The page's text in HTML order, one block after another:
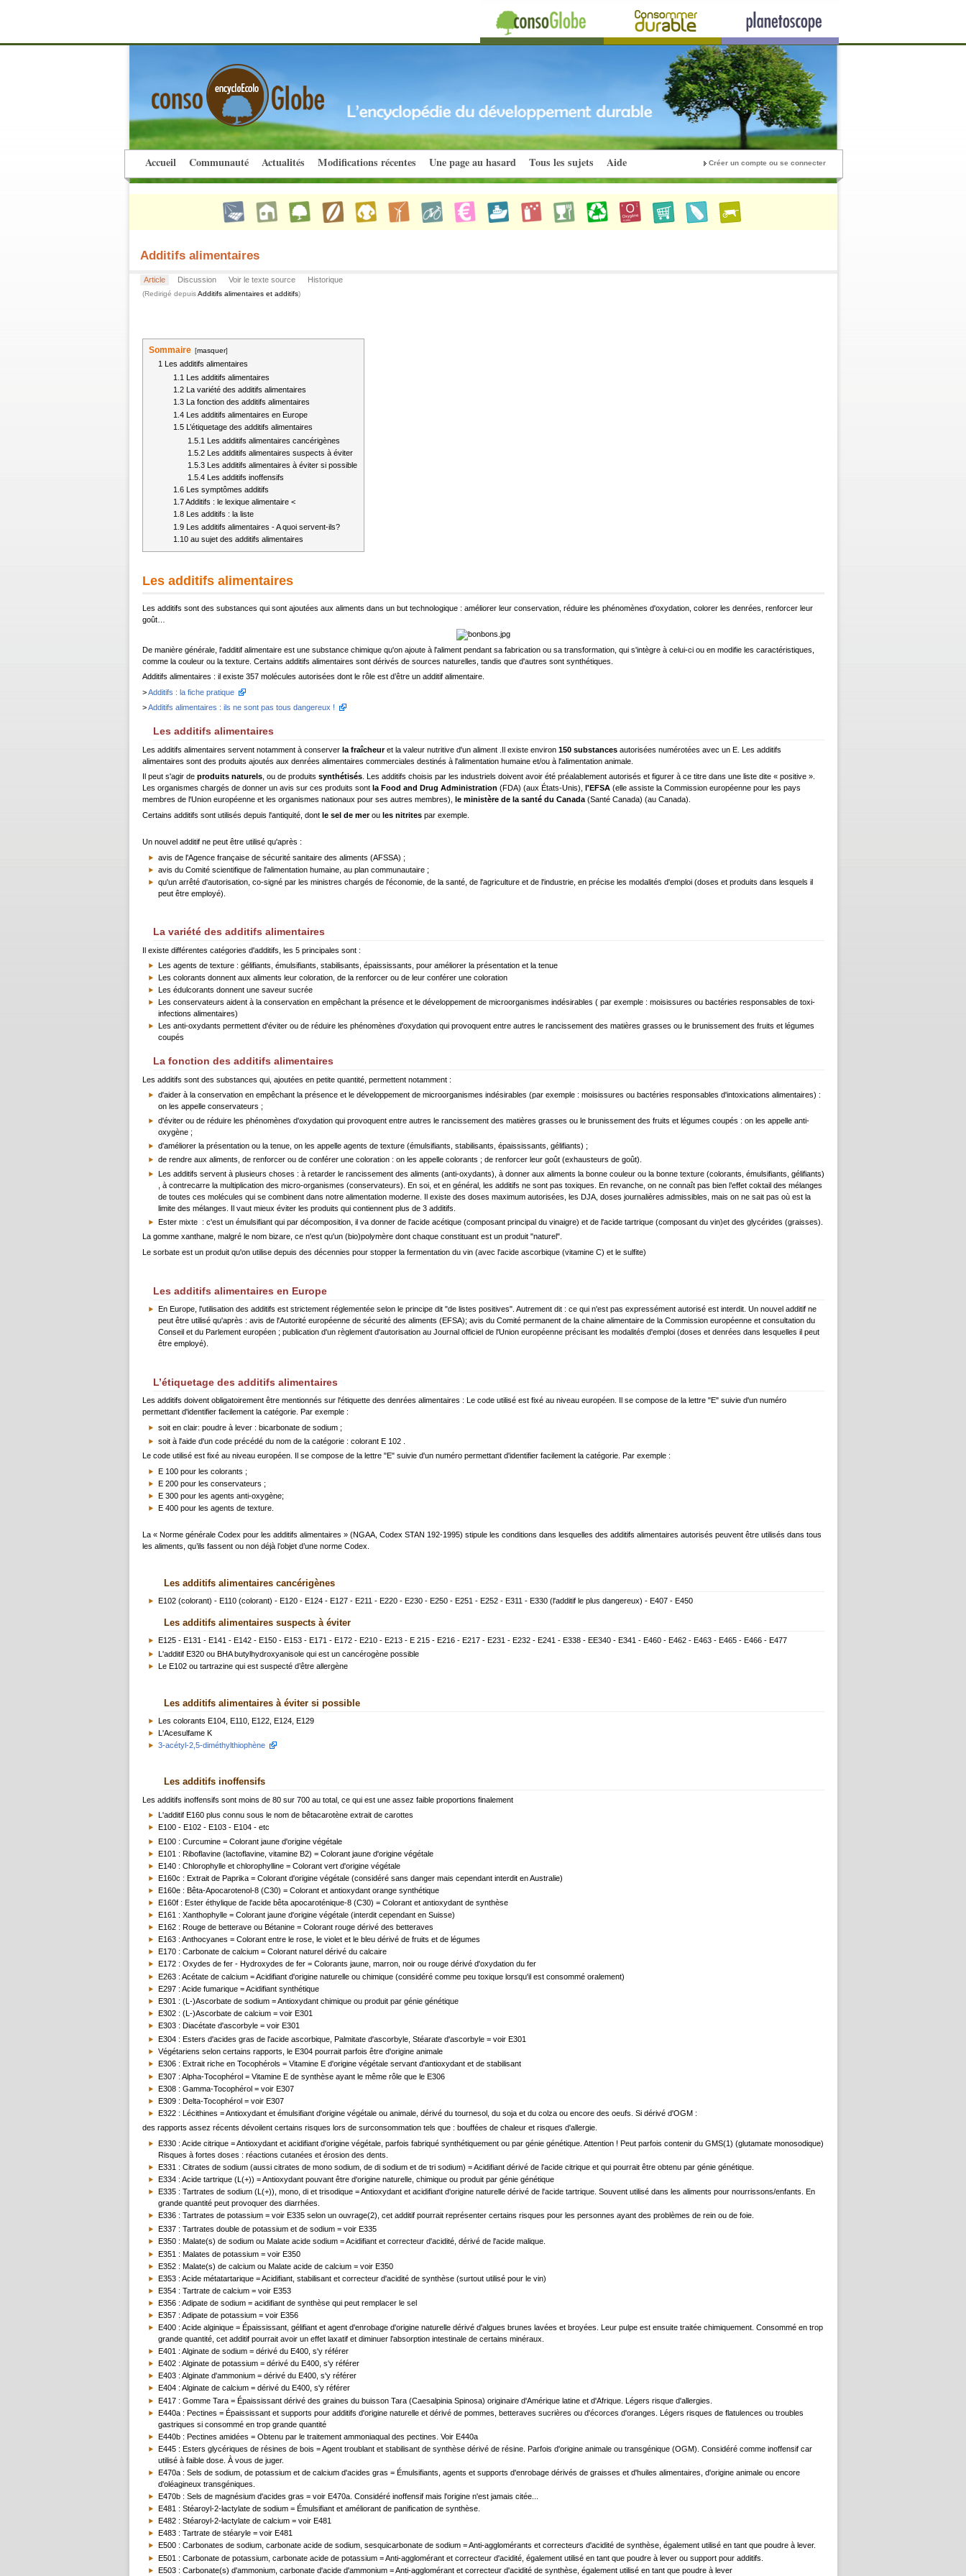
Accueil Communauté Actualités Modifications récentes Une page au hasard Tous les sujets Aide Créer un compte ou se connecter
Additifs alimentaires
Article Discussion Voir le texte source Historique
(Redirigé depuisAdditifs alimentaires et additifs)
Sommaire [masquer]
1 Les additifs alimentaires
1.1
Les additifs alimentaires
1.2
La variété des additifs alimentaires
1.3 La fonction des additifs alimentaires
1.4 Les additifs alimentaires en Europe
1.5 L’étiquetage des additifs alimentaires
1.5.1 Les additifs alimentaires cancérigènes
1.5.2 Les additifs alimentaires suspects à éviter
1.5.3 Les additifs alimentaires à éviter si possible
1.5.4 Les additifs inoffensifs
1.6
Les symptômes additifs
1.7 Additifs : le lexique alimentaire <
1.8 Les additifs : la liste
1.9 Les additifs alimentaires - A quoi servent-ils?
1.10 au sujet des additifs alimentaires
Les additifs alimentaires
Les additifs sont des substances qui sont ajoutées aux aliments dans un but technologique : améliorer leur conservation, réduire les phénomènes d'oxydation, colorer les denrées, renforcer leur
goût…
De manière générale, l'additif alimentaire est une substance chimique qu'on ajoute à l'aliment pendant sa fabrication ou sa transformation, qui s'intègre à celui-ci ou en modifie les caractéristiques,
comme la couleur ou la texture. Certains additifs alimentaires sont dérivés de sources naturelles, tandis que d'autres sont synthétiques.
Additifs alimentaires : il existe 357 molécules autorisées dont le rôle est d’être un additif alimentaire.
>Additifs : la fiche pratique
>Additifs alimentaires : ils ne sont pas tous dangereux !
Les additifs alimentaires
Les additifs alimentaires servent notamment à conserverla fraîcheuret la valeur nutritive d'un aliment .Il existe environ 150 substancesautorisées numérotées avec un E. Les additifs
alimentaires sont des produits ajoutés aux denrées alimentaires commerciales destinés à l'alimentation humaine et/ou à l'alimentation animale.
Il peut s'agir de produits naturels, ou de produits synthétisés. Les additifs choisis par les industriels doivent avoir été préalablement autorisés et figurer à ce titre dans une liste dite « positive ».
Les organismes chargés de donner un avis sur ces produits sont la Food and Drug Administration (FDA) (aux États-Unis), l'EFSA(elle assiste la Commission européenne pour les pays
membres de l'Union européenne et les organismes nationaux pour ses autres membres), le ministère de la santé du Canada(Santé Canada) (au Canada).
Certains additifs sont utilisés depuis l'antiquité, dont le sel de merou les nitritespar exemple.
Un nouvel additif ne peut être utilisé qu'après :
avis de l'Agence française de sécurité sanitaire des aliments (AFSSA) ;
avis du Comité scientifique de l'alimentation humaine, au plan communautaire ;
qu'un arrêté d'autorisation, co-signé par les ministres chargés de l'économie, de la santé, de l'agriculture et de l'industrie, en précise les modalités d'emploi (doses et produits dans lesquels il
peut être employé).
La variété des additifs alimentaires
Il existe différentes catégories d'additifs, les 5 principales sont :
Les agents de texture : gélifiants, émulsifiants, stabilisants, épaississants, pour améliorer la présentation et la tenue
Les colorants donnent aux aliments leur coloration, de la renforcer ou de leur conférer une coloration
Les édulcorants donnent une saveur sucrée
Les conservateurs aident à la conservation en empêchant la présence et le développement de microorganismes indésirables ( par exemple : moisissures ou bactéries responsables de toxi-
infections alimentaires)
Les anti-oxydants permettent d'éviter ou de réduire les phénomènes d'oxydation qui provoquent entre autres le rancissement des matières grasses ou le brunissement des fruits et légumes
coupés
La fonction des additifs alimentaires
Les additifs sont des substances qui, ajoutées en petite quantité, permettent notamment :
d'aider à la conservation en empêchant la présence et le développement de microorganismes indésirables (par exemple : moisissures ou bactéries responsables d'intoxications alimentaires) :
on les appelle conservateurs ;
d'éviter ou de réduire les phénomènes d'oxydation qui provoquent entre autres le rancissement des matières grasses ou le brunissement des fruits et légumes coupés : on les appelle anti-
oxygène ;
d'améliorer la présentation ou la tenue, on les appelle agents de texture (émulsifiants, stabilisants, épaississants, gélifiants) ;
de rendre aux aliments, de renforcer ou de conférer une coloration : on les appelle colorants ; de renforcer leur goût (exhausteurs de goût).
Les additifs servent à plusieurs choses : à retarder le rancissement des aliments (anti-oxydants), à donner aux aliments la bonne couleur ou la bonne texture (colorants, émulsifiants, gélifiants)
, à contrecarre la multiplication des micro-organismes (conservateurs). En soi, et en général, les additifs ne sont pas toxiques. En revanche, on ne connaît pas bien l’effet coktail des mélanges
de toutes ces molécules qui se combinent dans notre alimentation moderne. Il existe des doses maximum autorisées, les DJA, doses journalières admissibles, mais on ne sait pas où est la
limite des mélanges. Il vaut mieux éviter les produits qui contiennent plus de 3 additifs.
Ester mixte : c'est un émulsifiant qui par décomposition, il va donner de l'acide acétique (composant principal du vinaigre) et de l'acide tartrique (composant du vin)et des glycérides (graisses).
La gomme xanthane, malgré le nom bizare, ce n'est qu'un (bio)polymère dont chaque constituant est un produit "naturel".
Le sorbate est un produit qu'on utilise depuis des décennies pour stopper la fermentation du vin (avec l'acide ascorbique (vitamine C) et le sulfite)
Les additifs alimentaires en Europe
En Europe, l'utilisation des additifs est strictement réglementée selon le principe dit "de listes positives". Autrement dit : ce qui n'est pas expressément autorisé est interdit. Un nouvel additif ne
peut être utilisé qu'après : avis de l'Autorité européenne de sécurité des aliments (EFSA); avis du Comité permanent de la chaine alimentaire de la Commission européenne et consultation du
Conseil et du Parlement européen ; publication d'un règlement d'autorisation au Journal officiel de l'Union européenne précisant les modalités d'emploi (doses et denrées dans lesquelles il peut
être employé).
L’étiquetage des additifs alimentaires
Les additifs doivent obligatoirement être mentionnés sur l'étiquette des denrées alimentaires : Le code utilisé est fixé au niveau européen. Il se compose de la lettre "E" suivie d'un numéro
permettant d'identifier facilement la catégorie. Par exemple :
soit en clair: poudre à lever : bicarbonate de sodium ;
soit à l'aide d'un code précédé du nom de la catégorie : colorant E 102 .
Le code utilisé est fixé au niveau européen. Il se compose de la lettre "E" suivie d'un numéro permettant d'identifier facilement la catégorie. Par exemple :
E 100 pour les colorants ;
E 200 pour les conservateurs ;
E 300 pour les agents anti-oxygène;
E 400 pour les agents de texture.
La « Norme générale Codex pour les additifs alimentaires » (NGAA, Codex STAN 192-1995) stipule les conditions dans lesquelles des additifs alimentaires autorisés peuvent être utilisés dans tous
les aliments, qu’ils fassent ou non déjà l’objet d’une norme Codex.
Les additifs alimentaires cancérigènes
E102 (colorant) - E110 (colorant) - E120 - E124 - E127 - E211 - E220 - E230 - E250 - E251 - E252 - E311 - E330 (l'additif le plus dangereux) - E407 - E450
Les additifs alimentaires suspects à éviter
E125 - E131 - E141 - E142 - E150 - E153 - E171 - E172 - E210 - E213 - E 215 - E216 - E217 - E231 - E232 - E241 - E338 - EE340 - E341 - E460 - E462 - E463 - E465 - E466 - E477
L'additif E320 ou BHA butylhydroxyanisole qui est un cancérogène possible
Le E102 ou tartrazine qui est suspecté d’être allergène
Les additifs alimentaires à éviter si possible
Les colorants E104, E110, E122, E124, E129
L'Acesulfame K
3-acétyl-2,5-diméthylthiophène
Les additifs inoffensifs
Les additifs inoffensifs sont moins de 80 sur 700 au total, ce qui est une assez faible proportions finalement
L'additif E160 plus connu sous le nom de bêtacarotène extrait de carottes
E100 - E102 - E103 - E104 - etc
E100 : Curcumine = Colorant jaune d'origine végétale
E101 : Riboflavine (lactoflavine, vitamine B2) = Colorant jaune d'origine végétale
E140 : Chlorophylle et chlorophylline = Colorant vert d'origine végétale
E160c : Extrait de Paprika = Colorant d'origine végétale (considéré sans danger mais cependant interdit en Australie)
E160e : Bêta-Apocarotenol-8 (C30) = Colorant et antioxydant orange synthétique
E160f : Ester éthylique de l'acide bêta apocaroténique-8 (C30) = Colorant et antioxydant de synthèse
E161 : Xanthophylle = Colorant jaune d'origine végétale (interdit cependant en Suisse)
E162 : Rouge de betterave ou Bétanine = Colorant rouge dérivé des betteraves
E163 : Anthocyanes = Colorant entre le rose, le violet et le bleu dérivé de fruits et de légumes
E170 : Carbonate de calcium = Colorant naturel dérivé du calcaire
E172 : Oxydes de fer - Hydroxydes de fer = Colorants jaune, marron, noir ou rouge dérivé d'oxydation du fer
E263 : Acétate de calcium = Acidifiant d'origine naturelle ou chimique (considéré comme peu toxique lorsqu'il est consommé oralement)
E297 : Acide fumarique = Acidifiant synthétique
E301 : (L-)Ascorbate de sodium = Antioxydant chimique ou produit par génie génétique
E302 : (L-)Ascorbate de calcium = voir E301
E303 : Diacétate d'ascorbyle = voir E301
E304 : Esters d'acides gras de l'acide ascorbique, Palmitate d'ascorbyle, Stéarate d'ascorbyle = voir E301
Végétariens selon certains rapports, le E304 pourrait parfois être d'origine animale
E306 : Extrait riche en Tocophérols = Vitamine E d'origine végétale servant d'antioxydant et de stabilisant
E307 : Alpha-Tocophérol = Vitamine E de synthèse ayant le même rôle que le E306
E308 : Gamma-Tocophérol = voir E307
E309 : Delta-Tocophérol = voir E307
E322 : Lécithines = Antioxydant et émulsifiant d'origine végétale ou animale, dérivé du tournesol, du soja et du colza ou encore des oeufs. Si dérivé d'OGM :
des rapports assez récents dévoilent certains risques lors de surconsommation tels que : bouffées de chaleur et risques d'allergie.
E330 : Acide citrique = Antioxydant et acidifiant d'origine végétale, parfois fabriqué synthétiquement ou par génie génétique. Attention ! Peut parfois contenir du GMS(1) (glutamate monosodique)
Risques à fortes doses : réactions cutanées et érosion des dents.
E331 : Citrates de sodium (aussi citrates de mono sodium, de di sodium et de tri sodium) = Acidifiant dérivé de l'acide citrique et qui pourrait être obtenu par génie génétique.
E334 : Acide tartrique (L(+)) = Antioxydant pouvant être d'origine naturelle, chimique ou produit par génie génétique
E335 : Tartrates de sodium (L(+)), mono, di et trisodique = Antioxydant et acidifiant d'origine naturelle dérivé de l'acide tartrique. Souvent utilisé dans les aliments pour nourrissons/enfants. En
grande quantité peut provoquer des diarrhées.
E336 : Tartrates de potassium = voir E335 selon un ouvrage(2), cet additif pourrait représenter certains risques pour les personnes ayant des problèmes de rein ou de foie.
E337 : Tartrates double de potassium et de sodium = voir E335
E350 : Malate(s) de sodium ou Malate acide sodium = Acidifiant et correcteur d'acidité, dérivé de l'acide malique.
E351 : Malates de potassium = voir E350
E352 : Malate(s) de calcium ou Malate acide de calcium = voir E350
E353 : Acide métatartarique = Acidifiant, stabilisant et correcteur d'acidité de synthèse (surtout utilisé pour le vin)
E354 : Tartrate de calcium = voir E353
E356 : Adipate de sodium = acidifiant de synthèse qui peut remplacer le sel
E357 : Adipate de potassium = voir E356
E400 : Acide alginique = Épaississant, gélifiant et agent d'enrobage d'origine naturelle dérivé d'algues brunes lavées et broyées. Leur pulpe est ensuite traitée chimiquement. Consommé en trop
grande quantité, cet additif pourrait avoir un effet laxatif et diminuer l'absorption intestinale de certains minéraux.
E401 : Alginate de sodium = dérivé du E400, s'y référer
E402 : Alginate de potassium = dérivé du E400, s'y référer
E403 : Alginate d'ammonium = dérivé du E400, s'y référer
E404 : Alginate de calcium = dérivé du E400, s'y référer
E417 : Gomme Tara = Épaississant dérivé des graines du buisson Tara (Caesalpinia Spinosa) originaire d'Amérique latine et d'Afrique. Légers risque d'allergies.
E440a : Pectines = Épaississant et supports pour additifs d'origine naturelle et dérivé de pommes, betteraves sucrières ou d'écorces d'oranges. Légers risques de flatulences ou troubles
gastriques si consommé en trop grande quantité
E440b : Pectines amidées = Obtenu par le traitement ammoniaqual des pectines. Voir E440a
E445 : Esters glycériques de résines de bois = Agent troublant et stabilisant de synthèse dérivé de résine. Parfois d'origine animale ou transgénique (OGM). Considéré comme inoffensif car
utilisé à faible dose. À vous de juger.
E470a : Sels de sodium, de potassium et de calcium d'acides gras = Émulsifiants, agents et supports d'enrobage dérivés de graisses et d'huiles alimentaires, d'origine animale ou encore
d'oléagineux transgéniques.
E470b : Sels de magnésium d'acides gras = voir E470a. Considéré inoffensif mais l'origine n'est jamais citée...
E481 : Stéaroyl-2-lactylate de sodium = Émulsifiant et améliorant de panification de synthèse.
E482 : Stéaroyl-2-lactylate de calcium = voir E481
E483 : Tartrate de stéaryle = voir E481
E500 : Carbonates de sodium, carbonate acide de sodium, sesquicarbonate de sodium = Anti-agglomérants et correcteurs d'acidité de synthèse, également utilisé en tant que poudre à lever.
E501 : Carbonate de potassium, carbonate acide de potassium = Anti-agglomérant et correcteur d'acidité, également utilisé en tant que poudre à lever ou support pour additifs.
E503 : Carbonate(s) d'ammonium, carbonate d'acide d'ammonium = Anti-agglomérant et correcteur d'acidité de synthèse, également utilisé en tant que poudre à lever